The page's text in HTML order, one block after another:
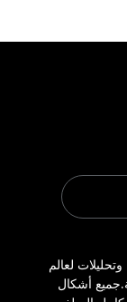
لعالم
أشكال